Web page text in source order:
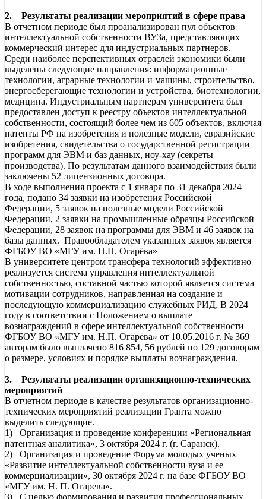
2. Результаты реализации мероприятий в сфере права
В отчетном периоде был проанализирован пул объектов
интеллектуальной собственности ВУЗа, представляющих
коммерческий интерес для индустриальных партнеров.
Среди наиболее перспективных отраслей экономики были
выделены следующие направления: информационные
технологии, аграрные технологии и машины, строительство,
энергосберегающие технологии и устройства, биотехнологии,
медицина. Индустриальным партнерам университета был
предоставлен доступ к реестру объектов интеллектуальной
собственности, состоящий более чем из 605 объектов, включая
патенты РФ на изобретения и полезные модели, евразийские
изобретения, свидетельства о государственной регистрации
программ для ЭВМ и баз данных, ноу-хау (секреты
производства). По результатам данного взаимодействия были
заключены 52 лицензионных договора.
В ходе выполнения проекта с 1 января по 31 декабря 2024
года, подано 34 заявки на изобретения Российской
Федерации, 5 заявок на полезные модели Российской
Федерации, 2 заявки на промышленные образцы Российской
Федерации, 28 заявок на программы для ЭВМ и 46 заявок на
базы данных. Правообладателем указанных заявок является
ФГБОУ ВО «МГУ им. Н.П. Огарёва»
В университете центром трансфера технологий эффективно
реализуется система управления интеллектуальной
собственностью, составной частью которой является система
мотивации сотрудников, направленная на создание и
последующую коммерциализацию служебных РИД. В 2024
году в соответствии с Положением о выплате
вознаграждений в сфере интеллектуальной собственности
ФГБОУ ВО «МГУ им. Н.П. Огарёва» от 10.05.2016 г. № 369
авторам было выплачено 816 854, 56 рублей по 129 договорам
о размере, условиях и порядке выплаты вознаграждения.
3. Результаты реализации организационно-технических
мероприятий
В отчетном периоде в качестве результатов организационно-
технических мероприятий реализации Гранта можно
выделить следующие.
1) Организация и проведение конференции «Региональная
патентная аналитика», 3 октября 2024 г. (г. Саранск).
2) Организация и проведение Форума молодых ученых
«Развитие интеллектуальной собственности вуза и ее
коммерциализации», 30 октября 2024 г. на базе ФГБОУ ВО
«МГУ им. Н. П. Огарева».
3) С целью формирования и развития профессиональных